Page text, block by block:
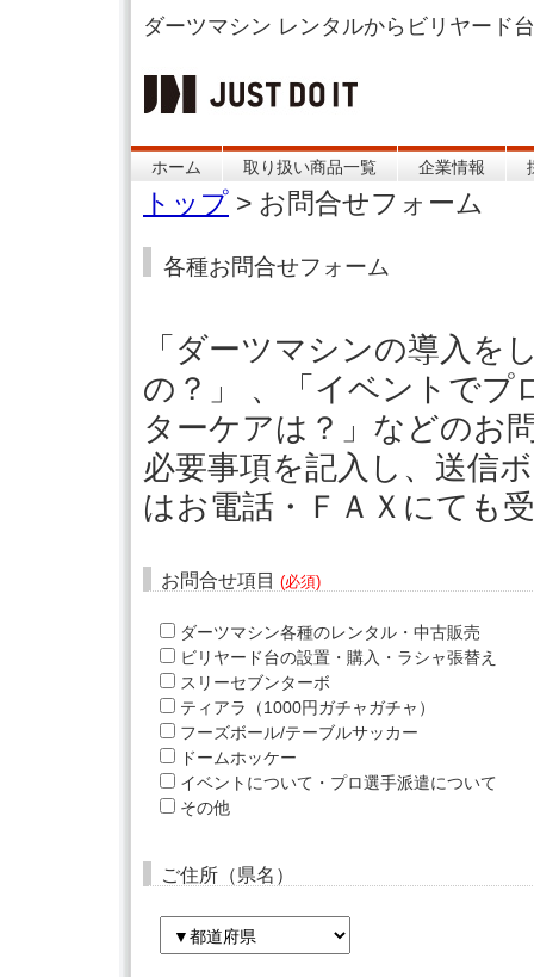
ダーツマシン レンタルからビリヤード
ホーム 取り扱い商品一覧 企業情報
トップ > お問合せフォーム
各種お問合せフォーム
「ダーツマシンの導入を
の？」 、「イベントでプ
ターケアは？」などのお
必要事項を記入し、送信
はお電話・ＦＡＸにても
お問合せ項目 (必須)
ダーツマシン各種のレンタル・中古販売
ビリヤード台の設置・購入・ラシャ張替え
スリーセブンターボ
ティアラ（1000円ガチャガチャ）
フーズボール/テーブルサッカー
ドームホッケー
イベントについて・プロ選手派遣について
その他
ご住所（県名）